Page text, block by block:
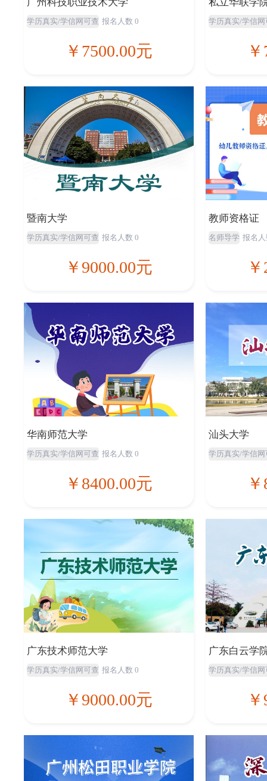
广州科技职业技术大学
学历真实/学信网可查 报名人数 0
￥7500.00元
私立华联学
学历真实/学信网
暨南大学
学历真实/学信网可查 报名人数 0
￥9000.00元
教师资格证
名师导学 报名
华南师范大学
学历真实/学信网可查 报名人数 0
￥8400.00元
汕头大学
学历真实/学信网
广东技术师范大学
学历真实/学信网可查 报名人数 0
￥9000.00元
广东白云学
学历真实/学信网